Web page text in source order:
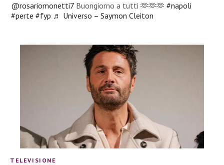
@rosariomonetti7 Buongiorno a tutti 🫶🫶🫶#napoli
#perte #fyp ♬ Universo – Saymon Cleiton
TELEVISIONE